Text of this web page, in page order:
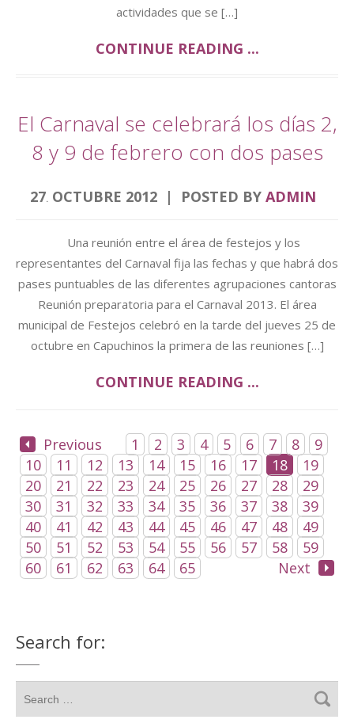
actividades que se […]
CONTINUE READING ...
El Carnaval se celebrará los días 2,
8 y 9 de febrero con dos pases
27. OCTUBRE 2012 POSTED BY ADMIN
Una reunión entre el área de festejos y los
representantes del Carnaval fija las fechas y que habrá dos
pases puntuables de las diferentes agrupaciones cantoras
Reunión preparatoria para el Carnaval 2013. El área
municipal de Festejos celebró en la tarde del jueves 25 de
octubre en Capuchinos la primera de las reuniones […]
CONTINUE READING ...
Previous 1 2 3 4 5 6 7 8
9
10
11 12 13 14 15 16 17 18
19
20
21 22 23 24 25 26 27 28
29
30
31 32 33 34 35 36 37 38
39
40
41 42 43 44 45 46 47 48
49
50
51 52 53 54 55 56 57 58
59
60
61 62 63 64 65 Next
Search for: